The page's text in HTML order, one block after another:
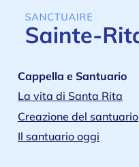
Cappella e Santuario
La vita di Santa Rita
Creazione del santuario
Il santuario oggi